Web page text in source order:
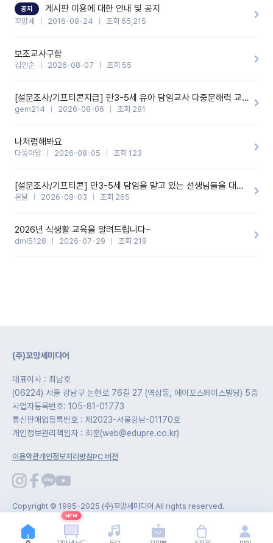
기능을 개발해 주셔서 감사합니다.
공지 게시판 이용에 대한 안내 및 공지
꼬망세 2016-08-24 조회 65,215
보조교사구함
김인순 2026-08-07 조회 55
[설문조사/기프티콘지급] 만3-5세 유아 담임교사 다중문해력 교육 증진을 위한 설문조사
gem214 2026-08-06 조회 281
나처럼해봐요
다둥이맘 2026-08-05 조회 123
[설문조사/기프티콘] 만3-5세 담임을 맡고 있는 선생님들을 대상으로 설문조사를 합니다!
온달 2026-08-03 조회 265
2026년 식생활 교육을 알려드립니다~
dml5128 2026-07-29 조회 219
(주)꼬망세미디어
대표이사 : 최남호
(06224) 서울 강남구 논현로 76길 27 (역삼동, 에이포스페이스빌딩) 5층
사업자등록번호: 105-81-01773
통신판매업등록번호 : 제2023-서울강남-01170호
개인정보관리책임자 : 최훈(web@edupre.co.kr)
이용약관개인정보처리방침PC 버전
Copyright © 1995-2025 (주)꼬망세미디어 All rights reserved.
NEW